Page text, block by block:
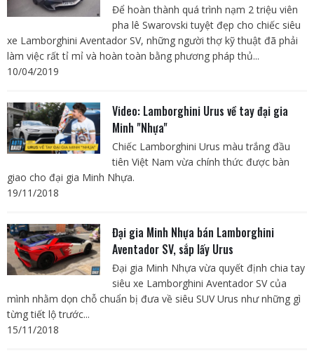
Để hoàn thành quá trình nạm 2 triệu viên
pha lê Swarovski tuyệt đẹp cho chiếc siêu
xe Lamborghini Aventador SV, những người thợ kỹ thuật đã phải
làm việc rất tỉ mỉ và hoàn toàn bằng phương pháp thủ...
10/04/2019
Video: Lamborghini Urus về tay đại gia
Minh "Nhựa"
Chiếc Lamborghini Urus màu trắng đầu
tiên Việt Nam vừa chính thức được bàn
giao cho đại gia Minh Nhựa.
19/11/2018
Đại gia Minh Nhựa bán Lamborghini
Aventador SV, sắp lấy Urus
Đại gia Minh Nhựa vừa quyết định chia tay
siêu xe Lamborghini Aventador SV của
mình nhằm dọn chỗ chuẩn bị đưa về siêu SUV Urus như những gì
từng tiết lộ trước...
15/11/2018